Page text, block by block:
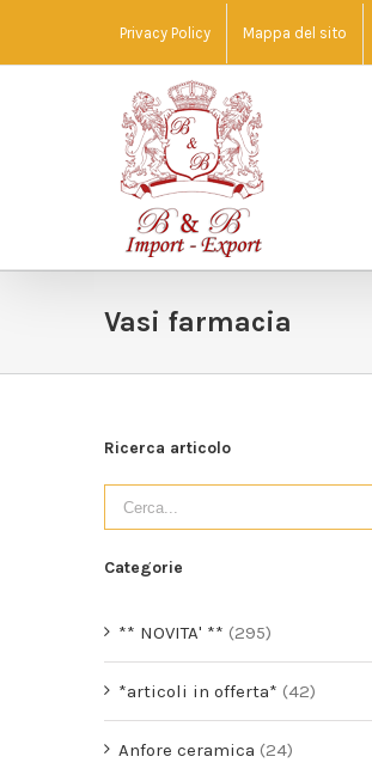
Privacy Policy Mappa del sito
Vasi farmacia
Ricerca articolo
Categorie
** NOVITA' ** (295)
*articoli in offerta* (42)
Anfore ceramica (24)